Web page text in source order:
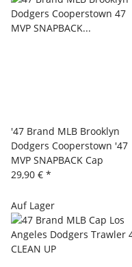
'47 Brand MLB Brooklyn
Dodgers Cooperstown '47
MVP SNAPBACK Cap
29,90 € *
Auf Lager